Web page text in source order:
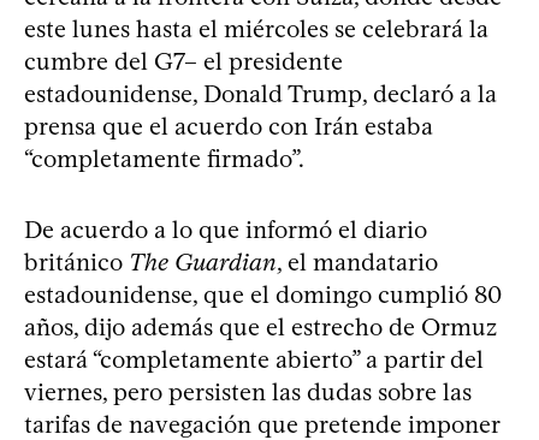
este lunes hasta el miércoles se celebrará la
cumbre del G7– el presidente
estadounidense, Donald Trump, declaró a la
prensa que el acuerdo con Irán estaba
“completamente firmado”.
De acuerdo a lo que informó el diario
británico The Guardian, el mandatario
estadounidense, que el domingo cumplió 80
años, dijo además que el estrecho de Ormuz
estará “completamente abierto” a partir del
viernes, pero persisten las dudas sobre las
tarifas de navegación que pretende imponer